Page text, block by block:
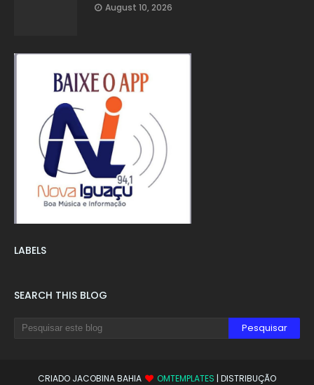
August 10, 2026
LABELS
SEARCH THIS BLOG
CRIADO JACOBINA BAHIA OMTEMPLATES | DISTRIBUÇÃO